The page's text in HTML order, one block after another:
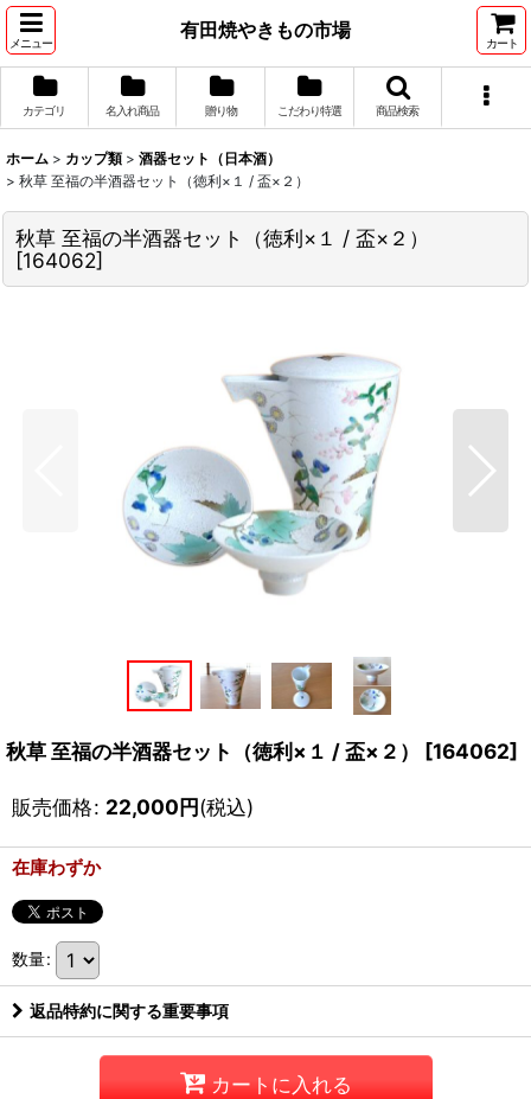
メニュー
有田焼やきもの市場
カート
カテゴリ 名入れ商品 贈り物 こだわり特選 商品検索
ホーム > カップ類 > 酒器セット（日本酒）
> 秋草 至福の半酒器セット（徳利×１ / 盃×２）
秋草 至福の半酒器セット（徳利×１ / 盃×２）
[164062]
秋草 至福の半酒器セット（徳利×１ / 盃×２） [164062]
販売価格: 22,000円(税込)
在庫わずか
数量:
返品特約に関する重要事項
カートに入れる